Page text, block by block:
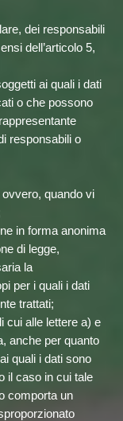
dei responsabili
dell’articolo 5,
ai quali i dati
o che possono
responsabili o
ovvero, quando vi
in forma anonima
di legge,
la
per i quali i dati
trattati;
cui alle lettere a) e
anche per quanto
quali i dati sono
il caso in cui tale
comporta un